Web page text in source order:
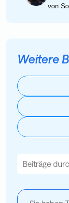
von
Weitere
Dies ist ein